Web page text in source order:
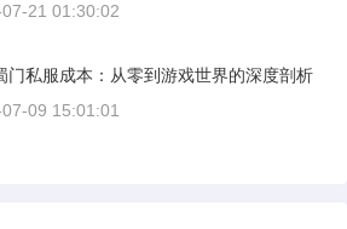
21 01:30:02
门私服成本：从零到游戏世界的深度剖析
09 15:01:01